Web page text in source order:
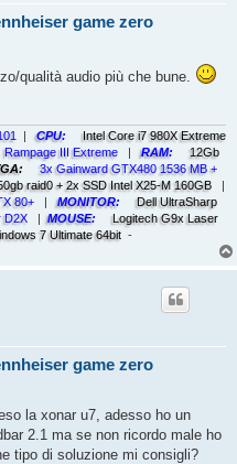
game zero
qualità audio più che bune.
CPU:
Intel Core i7 980X Extreme
Rampage III Extreme RAM:
12Gb
3x Gainward GTX480 1536 MB +
raid0 + 2x SSD Intel X25-M 160GB
80+ MONITOR:
Dell UltraSharp
D2X MOUSE:
Logitech G9x Laser
7 Ultimate 64bit -
game zero
la xonar u7, adesso ho un
2.1 ma se non ricordo male ho
tipo di soluzione mi consigli?